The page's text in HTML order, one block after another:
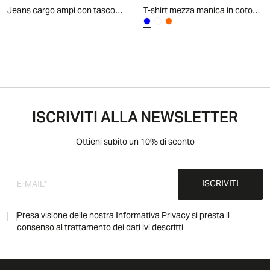
Jeans cargo ampi con tasconi laterali - Denim chiaro
T-shirt mezza manica in cotone tinta unita - Blu
ISCRIVITI ALLA NEWSLETTER
Ottieni subito un 10% di sconto
ISCRIVITI
Presa visione delle nostraInformativa Privacysi presta il
consenso al trattamento dei dati ivi descritti